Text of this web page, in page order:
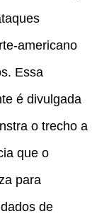
americano
Essa
é divulgada
o trecho a
que o
para
de